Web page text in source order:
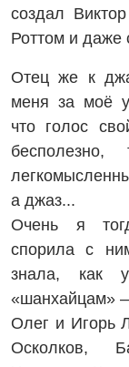
создал
Роттом и даже
Отец же к
меня за моё
что голос
а джаз...
Очень я
спорила с
знала, как
«шанхайцам»
Олег и Игорь
Осколков,